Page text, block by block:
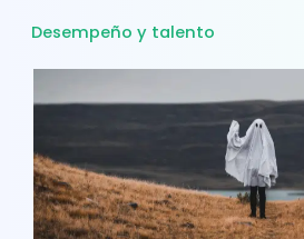
Desempeño y talento